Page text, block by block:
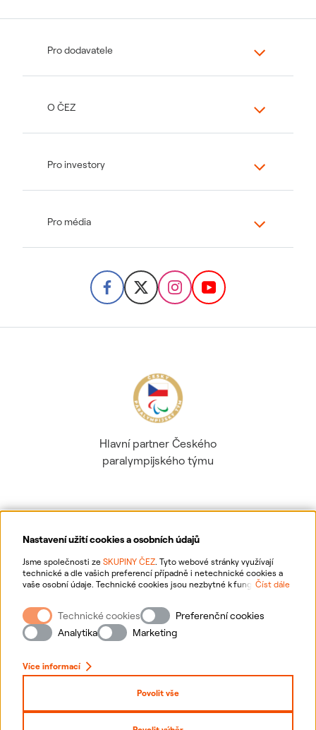
Nastavení užití cookies a osobních údajů
Jsme společnosti ze SKUPINY ČEZ. Tyto webové stránky využívají
technické a dle vašich preferencí případně i netechnické cookies a
vaše osobní údaje. Technické cookies jsou nezbytné k fungování
webové stránky vašim preferencím, k personalizaci reklam a analytice.
Pro sběr a zpracování netechnických cookies a vašich osobních údajů
nám můžete udělit souhlas. Bližší informace o vašich právech,
zpracování osobních údajů, včetně možnosti odvolání udělených
Číst dále
Technické cookies
Preferenční cookies
Analytika
Marketing
Více informací
Povolit vše
Pro dodavatele
O ČEZ
Pro investory
Pro média
Hlavní partner Českého
paralympijského týmu
Ochrana osobních údajů
Informace o webu
Nastavení cookies
Přihlásit se
Prohlášení o přístupnosti